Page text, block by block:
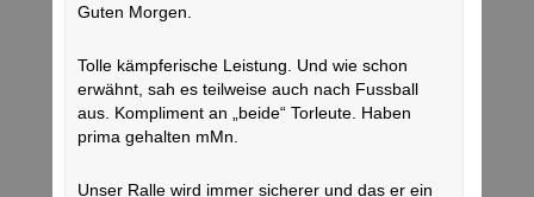
Guten Morgen.
Tolle kämpferische Leistung. Und wie schon
erwähnt, sah es teilweise auch nach Fussball
aus. Kompliment an „beide“ Torleute. Haben
prima gehalten mMn.
Unser Ralle wird immer sicherer und das er ein